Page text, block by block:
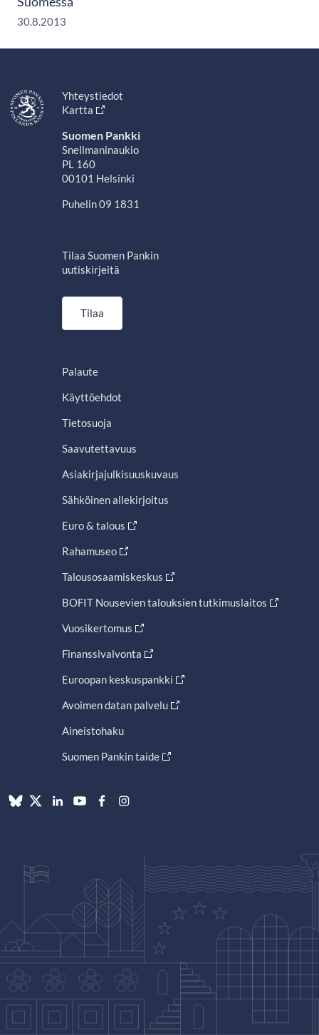
30.8.2013
Yhteystiedot
Kartta
Suomen Pankki
Snellmaninaukio
PL 160
00101 Helsinki
Puhelin 09 1831
Tilaa Suomen Pankin
uutiskirjeitä
Tilaa
Palaute
Käyttöehdot
Tietosuoja
Saavutettavuus
Asiakirjajulkisuuskuvaus
Sähköinen allekirjoitus
Euro & talous
Rahamuseo
Talousosaamiskeskus
BOFIT Nousevien talouksien tutkimuslaitos
Vuosikertomus
Finanssivalvonta
Euroopan keskuspankki
Avoimen datan palvelu
Aineistohaku
Suomen Pankin taide